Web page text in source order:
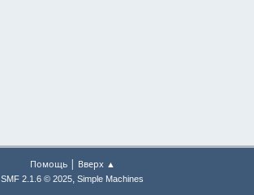
Помощь| Вверх ▲
SMF 2.1.6 © 2025, Simple Machines